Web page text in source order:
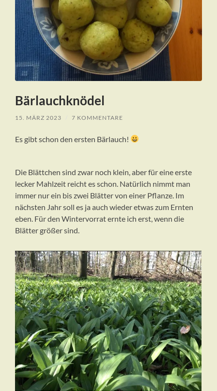
Bärlauchknödel
15. MÄRZ 2023 7 KOMMENTARE
Es gibt schon den ersten Bärlauch!
Die Blättchen sind zwar noch klein, aber für eine erste
lecker Mahlzeit reicht es schon. Natürlich nimmt man
immer nur ein bis zwei Blätter von einer Pflanze. Im
nächsten Jahr soll es ja auch wieder etwas zum Ernten
eben. Für den Wintervorrat ernte ich erst, wenn die
Blätter größer sind.